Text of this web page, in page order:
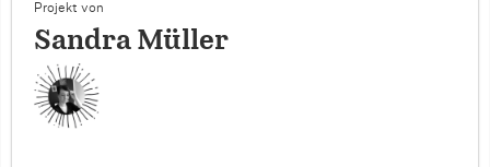
Projekt von
Sandra Müller